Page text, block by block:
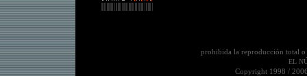
prohibida la reproducción total
EL
Copyright 1998 /